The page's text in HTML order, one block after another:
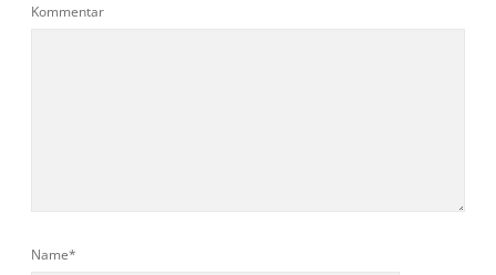
Kommentar
Name*